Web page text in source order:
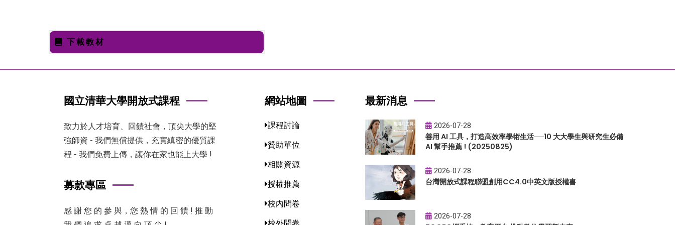
下載教材
國立清華大學開放式課程
致力於人才培育、回饋社會，頂尖大學的堅
強師資 - 我們無償提供，充實縝密的優質課
程 - 我們免費上傳，讓你在家也能上大學 !
募款專區
感 謝 您 的 參 與，您 熱 情 的 回 饋 ! 推 動
網站地圖
課程討論
贊助單位
相關資源
授權推薦
校內問卷
最新消息
2026-07-28
善用 AI 工具，打造高效率學術生活──10 大大學生與研究生必備
AI 幫手推薦 ! (20250825)
2026-07-28
台灣開放式課程聯盟創用CC4.0中英文版授權書
2026-07-28